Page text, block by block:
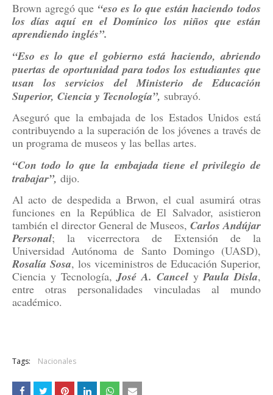
Brown agregó que “eso es lo que están haciendo todos
los días aquí en el Domínico los niños que están
aprendiendo inglés”.
“Eso es lo que el gobierno está haciendo, abriendo
puertas de oportunidad para todos los estudiantes que
usan los servicios del Ministerio de Educación
Superior, Ciencia y Tecnología”, subrayó.
Aseguró que la embajada de los Estados Unidos está
contribuyendo a la superación de los jóvenes a través de
un programa de museos y las bellas artes.
“Con todo lo que la embajada tiene el privilegio de
trabajar”, dijo.
Al acto de despedida a Brwon, el cual asumirá otras
funciones en la República de El Salvador, asistieron
también el director General de Museos, Carlos Andújar
Personal; la vicerrectora de Extensión de la
Universidad Autónoma de Santo Domingo (UASD),
Rosalía Sosa, los viceministros de Educación Superior,
Ciencia y Tecnología,José A. CancelyPaula Disla,
entre otras personalidades vinculadas al mundo
académico.
Tags: Nacionales